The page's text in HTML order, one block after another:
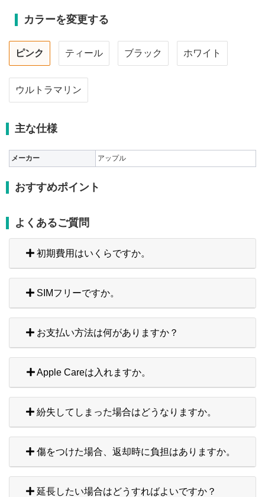
カラーを変更する
ピンク ティール ブラック ホワイト
ウルトラマリン
主な仕様
メーカー アップル
おすすめポイント
よくあるご質問
初期費用はいくらですか。
SIMフリーですか。
お支払い方法は何がありますか？
Apple Careは入れますか。
紛失してしまった場合はどうなりますか。
傷をつけた場合、返却時に負担はありますか。
延長したい場合はどうすればよいですか？